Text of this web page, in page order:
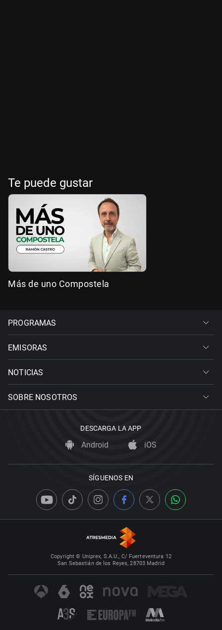
Te puede gustar
Más de uno Compostela
PROGRAMAS
EMISORAS
NOTICIAS
SOBRE NOSOTROS
DESCARGA LA APP
Android iOS
SÍGUENOS EN
Copyright © Uniprex, S.A.U., C/ Fuerteventura 12
San Sebastián de los Reyes, 28703 Madrid